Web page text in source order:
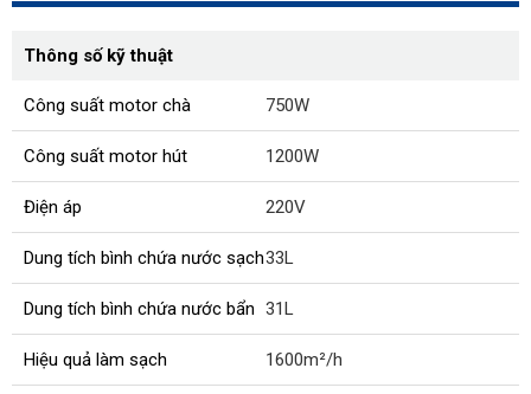
Thông số kỹ thuật
Công suất motor chà 750W
Công suất motor hút 1200W
Điện áp 220V
Dung tích bình chứa nước sạch33L
Dung tích bình chứa nước bẩn 31L
Hiệu quả làm sạch 1600m²/h